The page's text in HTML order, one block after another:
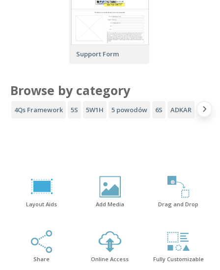
Support Form
Browse by category
4Qs Framework 5S 5W1H 5 powodów 6S ADKAR Lejek
Layout Aids Add Media Drag and Drop
Share Online Access Fully Customizable